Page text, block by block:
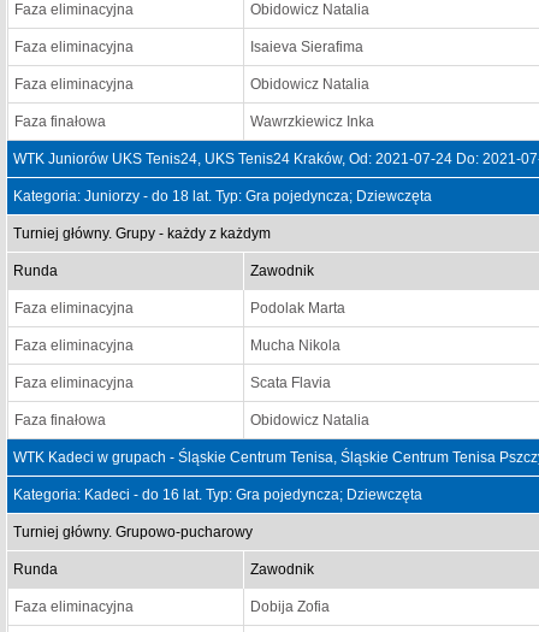
Faza eliminacyjna Obidowicz Natalia
Faza eliminacyjna Isaieva Sierafima
Faza eliminacyjna Obidowicz Natalia
Faza finałowa Wawrzkiewicz Inka
WTK Juniorów UKS Tenis24, UKS Tenis24 Kraków, Od: 2021-07-24 Do: 2021-
Kategoria: Juniorzy - do 18 lat. Typ: Gra pojedyncza; Dziewczęta
Turniej główny. Grupy - każdy z każdym
Runda Zawodnik
Faza eliminacyjna Podolak Marta
Faza eliminacyjna Mucha Nikola
Faza eliminacyjna Scata Flavia
Faza finałowa Obidowicz Natalia
WTK Kadeci w grupach - Śląskie Centrum Tenisa, Śląskie Centrum Tenisa
Kategoria: Kadeci - do 16 lat. Typ: Gra pojedyncza; Dziewczęta
Turniej główny. Grupowo-pucharowy
Runda Zawodnik
Faza eliminacyjna Dobija Zofia